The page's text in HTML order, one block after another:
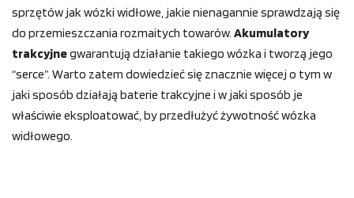
sprzętów jak wózki widłowe, jakie nienagannie sprawdzają się
do przemieszczania rozmaitych towarów. Akumulatory
trakcyjnegwarantują działanie takiego wózka i tworzą jego
“serce”. Warto zatem dowiedzieć się znacznie więcej o tym w
jaki sposób działają baterie trakcyjne i w jaki sposób je
właściwie eksploatować, by przedłużyć żywotność wózka
widłowego.